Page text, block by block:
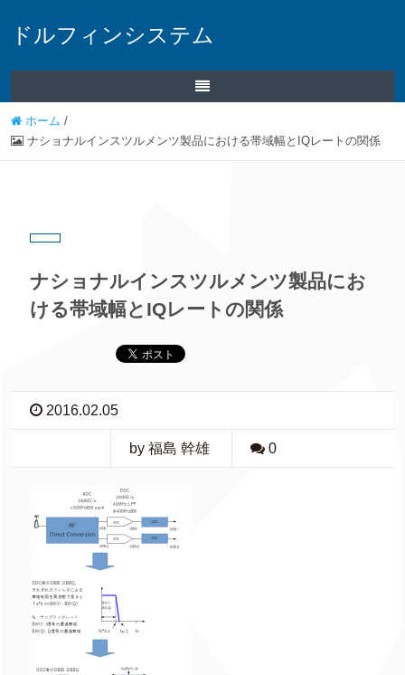
ドルフィンシステム
ホーム /
ナショナルインスツルメンツ製品における帯域幅とIQレートの関係
ナショナルインスツルメンツ製品にお
ける帯域幅とIQレートの関係
2016.02.05
by 福島 幹雄 0